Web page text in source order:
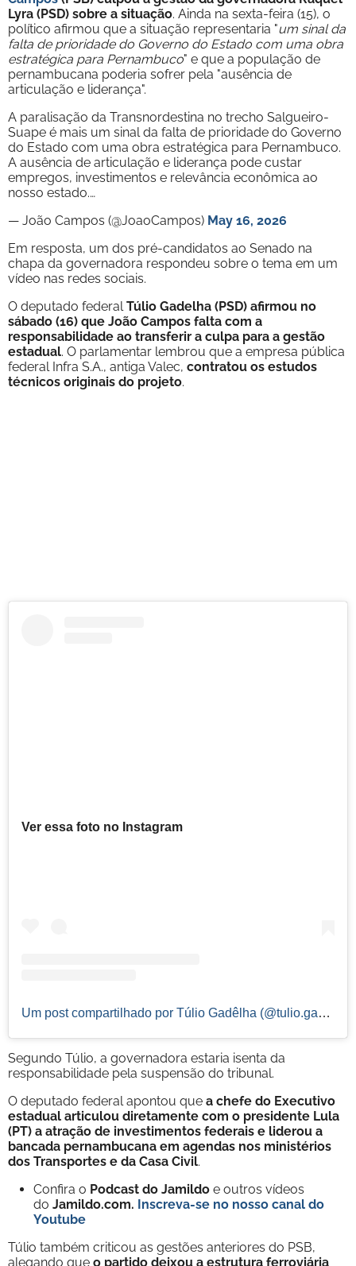
Lyra (PSD) sobre a situação. Ainda na sexta-feira (15), o
político afirmou que a situação representaria "um sinal da
falta de prioridade do Governo do Estado com uma obra
estratégica para Pernambuco" e que a população de
pernambucana poderia sofrer pela "ausência de
articulação e liderança".
A paralisação da Transnordestina no trecho Salgueiro-
Suape é mais um sinal da falta de prioridade do Governo
do Estado com uma obra estratégica para Pernambuco.
A ausência de articulação e liderança pode custar
empregos, investimentos e relevância econômica ao
nosso estado.…
— João Campos (@JoaoCampos) May 16, 2026
Em resposta, um dos pré-candidatos ao Senado na
chapa da governadora respondeu sobre o tema em um
vídeo nas redes sociais.
O deputado federal Túlio Gadelha (PSD) afirmou no
sábado (16) que João Campos falta com a
responsabilidade ao transferir a culpa para a gestão
estadual. O parlamentar lembrou que a empresa pública
federal Infra S.A., antiga Valec, contratou os estudos
técnicos originais do projeto.
Ver essa foto no Instagram
Um post compartilhado por Túlio Gadêlha (@tulio.gadelha)
Segundo Túlio, a governadora estaria isenta da
responsabilidade pela suspensão do tribunal.
O deputado federal apontou que a chefe do Executivo
estadual articulou diretamente com o presidente Lula
(PT) a atração de investimentos federais e liderou a
bancada pernambucana em agendas nos ministérios
dos Transportes e da Casa Civil.
Confira o Podcast do Jamildo e outros vídeos
do Jamildo.com. Inscreva-se no nosso canal do
Youtube
Túlio também criticou as gestões anteriores do PSB,
alegando que o partido deixou a estrutura ferroviária